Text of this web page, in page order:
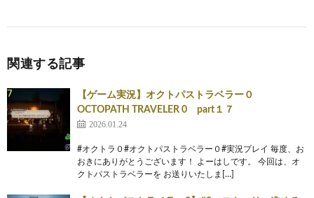
関連する記事
【ゲーム実況】オクトパストラベラー０
OCTOPATH TRAVELER 0 part１７
2026.01.24
#オクトラ０#オクトパストラベラー０#実況プレイ 毎度、お
おきにありがとうございます！ よーはしです。 今回は、オ
クトパストラベラーを お送りいたしま[…]